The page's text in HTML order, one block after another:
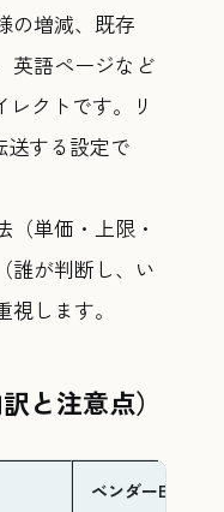
の増減、既存
英語ページなど
クトです。リ
送する設定で
単価・上限・
誰が判断し、い
します。
と注意点）
ベンダーB